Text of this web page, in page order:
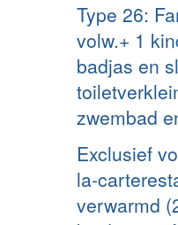
Type 26:
volw.+ 1
badjas en
zwembad
Exclusief
la-
verwarmd